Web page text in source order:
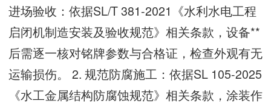
进场验收：依据SL/T 381-2021《水利水电工程
启闭机制造安装及验收规范》相关条款，设备**
后需逐一核对铭牌参数与合格证，检查外观有无
运输损伤。 2. 规范防腐施工：依据SL 105-2025
《水工金属结构防腐蚀规范》相关条款，涂装作